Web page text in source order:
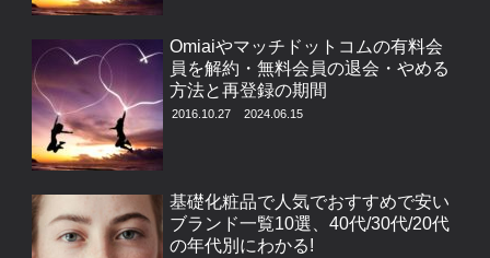
Omiaiやマッチドットコムの有料会
員を解約・無料会員の退会・やめる
方法と再登録の期間
2016.10.27 2024.06.15
基礎化粧品で人気でおすすめで安い
ブランド一覧10選、40代/30代/20代
の年代別にわかる!